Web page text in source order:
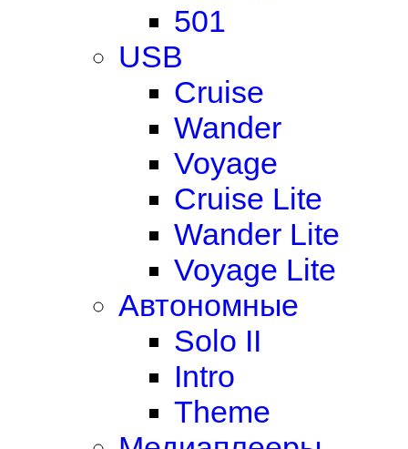
501
USB
Cruise
Wander
Voyage
Cruise Lite
Wander Lite
Voyage Lite
Автономные
Solo II
Intro
Theme